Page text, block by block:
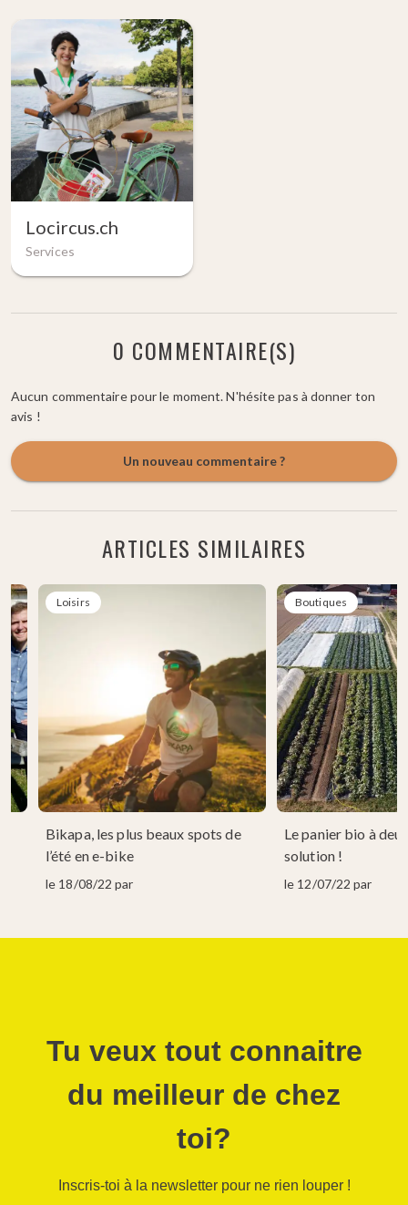
Locircus.ch
Services
0 COMMENTAIRE(S)
Aucun commentaire pour le moment. N'hésite pas à donner ton
avis !
Un nouveau commentaire ?
ARTICLES SIMILAIRES
Loisirs
Bikapa, les plus beaux spots de
l’été en e-bike
le 18/08/22 par
Boutiques
Le panier bio à
solution !
le 12/07/22 par